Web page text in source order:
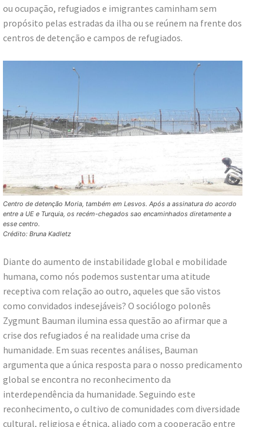
ou ocupação, refugiados e imigrantes caminham sem
propósito pelas estradas da ilha ou se reúnem na frente dos
centros de detenção e campos de refugiados.
Centro de detenção Moria, também em Lesvos. Após a assinatura do acordo
entre a UE e Turquia, os recém-chegados sao encaminhados diretamente a
esse centro.
Crédito: Bruna Kadletz
Diante do aumento de instabilidade global e mobilidade
humana, como nós podemos sustentar uma atitude
receptiva com relação ao outro, aqueles que são vistos
como convidados indesejáveis? O sociólogo polonês
Zygmunt Bauman ilumina essa questão ao afirmar que a
crise dos refugiados é na realidade uma crise da
humanidade. Em suas recentes análises, Bauman
argumenta que a única resposta para o nosso predicamento
global se encontra no reconhecimento da
interdependência da humanidade. Seguindo este
reconhecimento, o cultivo de comunidades com diversidade
cultural, religiosa e étnica, aliado com a cooperação entre